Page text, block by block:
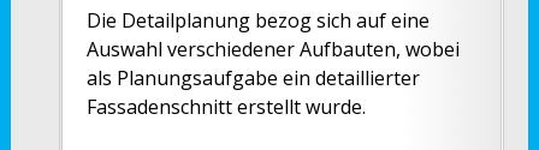
Die Detailplanung bezog sich auf eine
Auswahl verschiedener Aufbauten, wobei
als Planungsaufgabe ein detaillierter
Fassadenschnitt erstellt wurde.